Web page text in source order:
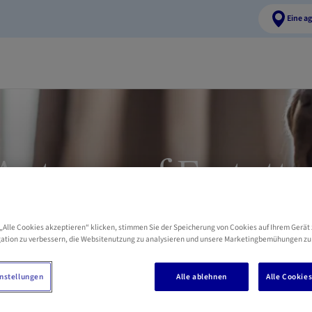
Eine
auf
Ihrer Katze
Pet Insurance
Cookies akzeptieren“ klicken, stimmen Sie der Speicherung von Cookies auf Ihrem Gerät
zu verbessern, die Websitenutzung zu analysieren und unsere Marketingbemühungen
Alle ablehnen Alle